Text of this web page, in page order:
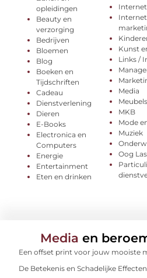
opleidingen
Beauty en
verzorging
Bedrijven
Bloemen
Blog
Boeken en
Tijdschriften
Cadeau
Dienstverlening
Dieren
E-Books
Electronica en
Computers
Energie
Entertainment
Eten en drinken
Internet
Internet
Kunst
Links /
Media
Meubels
MKB
Mode
Muziek
Oog
Media en
Een offset print voor jouw mooiste
De Betekenis en Schadelijke